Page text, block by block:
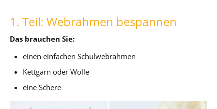
1. Teil: Webrahmen bespannen
Das brauchen Sie:
einen einfachen Schulwebrahmen
Kettgarn oder Wolle
eine Schere